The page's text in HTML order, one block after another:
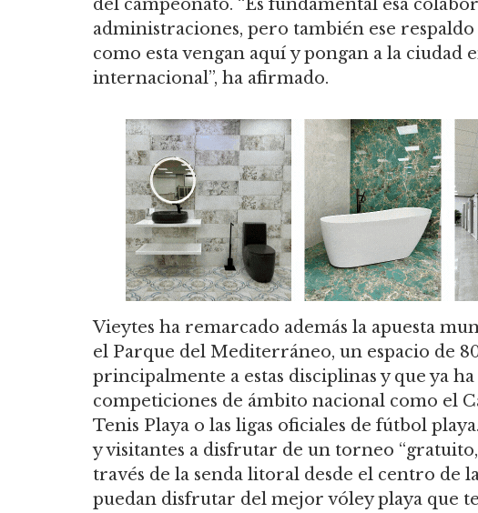
del campeonato. “Es fundamental esa
administraciones, pero también ese
como esta vengan aquí y pongan a la ciudad
internacional”, ha afirmado.
Vieytes ha remarcado además la apuesta
el Parque del Mediterráneo, un espacio de
principalmente a estas disciplinas y que ya
competiciones de ámbito nacional como el
Tenis Playa o las ligas oficiales de fútbol
y visitantes a disfrutar de un torneo “gratuito,
través de la senda litoral desde el centro de
puedan disfrutar del mejor vóley playa que